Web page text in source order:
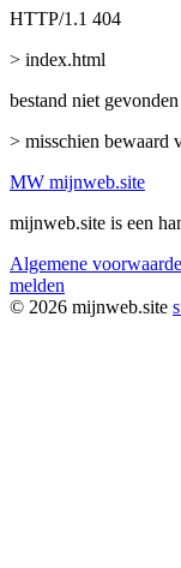
HTTP/1.1 404
> index.html
bestand niet gevonden
> misschien bewaard
MW mijnweb.site
mijnweb.site is een
Algemene
melden
© 2026 mijnweb.site